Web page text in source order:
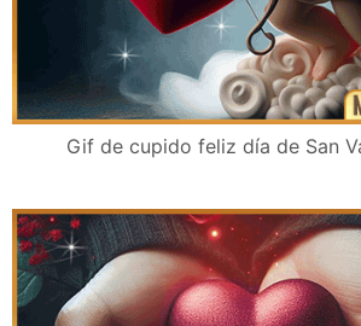
Gif de cupido feliz día de San